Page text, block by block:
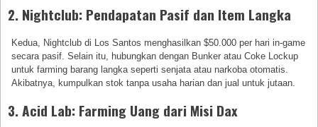
2. Nightclub: Pendapatan Pasif dan Item Langka
Kedua, Nightclub di Los Santos menghasilkan $50.000 per hari in-game
secara pasif. Selain itu, hubungkan dengan Bunker atau Coke Lockup
untuk farming barang langka seperti senjata atau narkoba otomatis.
Akibatnya, kumpulkan stok tanpa usaha harian dan jual untuk jutaan.
3. Acid Lab: Farming Uang dari Misi Dax